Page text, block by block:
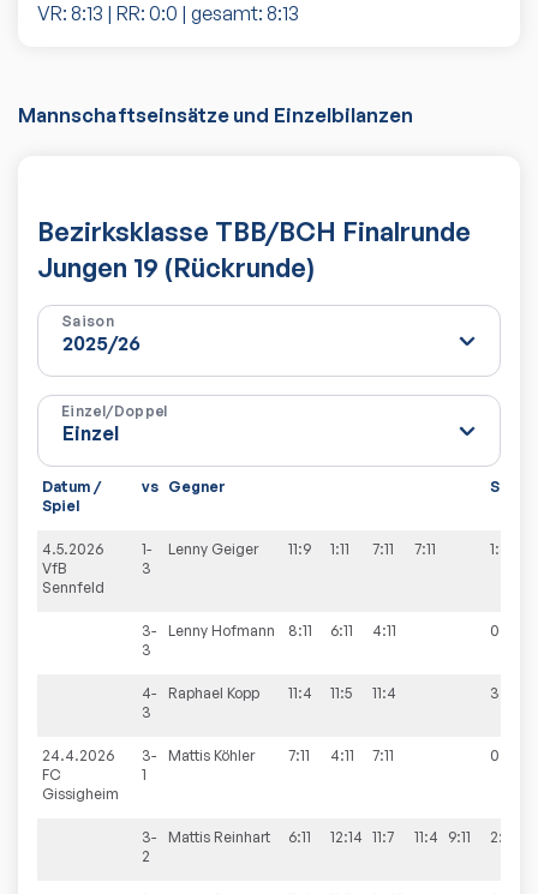
VR: 8:13 | RR: 0:0 | gesamt: 8:13
Mannschaftseinsätze und Einzelbilanzen
Bezirksklasse TBB/BCH Finalrunde
Jungen 19 (Rückrunde)
Saison
Einzel/Doppel
Datum /
Spiel
vs Gegner Sätze
4.5.2026
VfB
Sennfeld
1-
3
Lenny Geiger 11:9 1:11 7:11 7:11 1:3
3-
3
Lenny Hofmann 8:11 6:11 4:11 0:3
4-
3
Raphael Kopp 11:4 11:5 11:4 3:0
24.4.2026
FC
Gissigheim
3-
1
Mattis Köhler 7:11 4:11 7:11 0:3
3-
2
Mattis Reinhart 6:11 12:14 11:7 11:4 9:11 2:3